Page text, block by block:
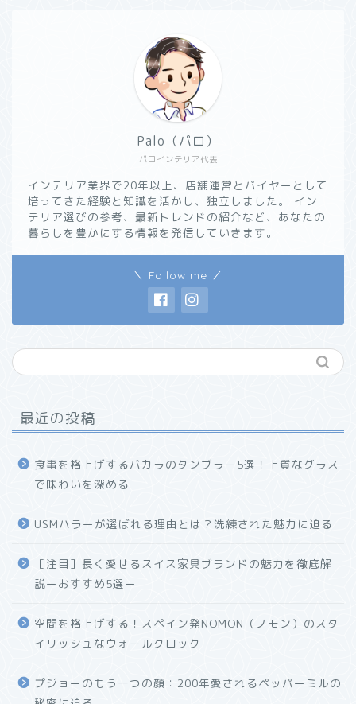
パロインテリア代表
Palo（パロ）
インテリア業界で20年以上、店舗運営とバイヤーとして
培ってきた経験と知識を活かし、独立しました。 イン
テリア選びの参考、最新トレンドの紹介など、あなたの
暮らしを豊かにする情報を発信していきます。
＼ Follow me ／
最近の投稿
食事を格上げするバカラのタンブラー5選！上質なグラス
で味わいを深める
USMハラーが選ばれる理由とは？洗練された魅力に迫る
［注目］長く愛せるスイス家具ブランドの魅力を徹底解
説ーおすすめ5選ー
空間を格上げする！スペイン発NOMON（ノモン）のスタ
イリッシュなウォールクロック
プジョーのもう一つの顔：200年愛されるペッパーミルの